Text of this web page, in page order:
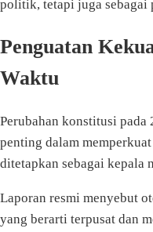
politik, tetapi juga sebagai
Penguatan
Waktu
Perubahan konstitusi pada
penting dalam
ditetapkan sebagai kepala
Laporan resmi menyebut
yang berarti terpusat dan